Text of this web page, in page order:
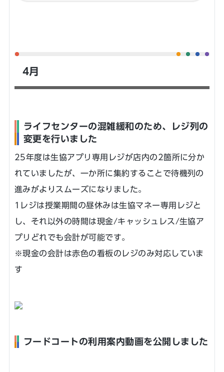
4月
ライフセンターの混雑緩和のため、レジ列の
変更を行いました
25年度は生協アプリ専用レジが店内の2箇所に分か
れていましたが、一か所に集約することで待機列の
進みがよりスムーズになりました。
1レジは授業期間の昼休みは生協マネー専用レジと
し、それ以外の時間は現金/キャッシュレス/生協ア
プリどれでも会計が可能です。
※現金の会計は赤色の看板のレジのみ対応していま
す
フードコートの利用案内動画を公開しました